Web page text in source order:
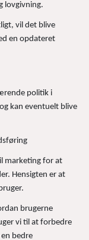
lovgivning.
vil det blive
en opdateret
politik i
kan eventuelt blive
marketing for at
Hensigten er at
brugerne
vi til at forbedre
bedre